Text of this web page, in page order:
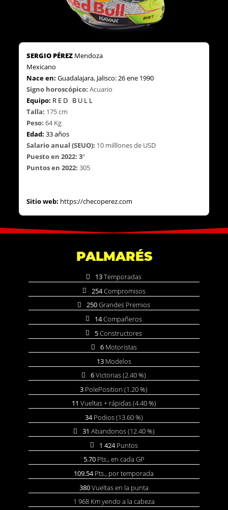
SERGIO PÉREZ Mendoza
Mexicano
Nace en: Guadalajara, Jalisco:26ene 1990
Signo horoscópico: Acuario
Equipo: R E D B U L L
Talla: 175cm
Peso: 64Kg
Edad: 33 años
Salario anual (SEUO): 10 milllones de USD
Puesto en2022: 3º
Puntos en2022: 305
Sitio web: https://checoperez.com
PALMARÉS
13Temporadas
254Compromisos
250Grandes Premios
14Compañeros
5Constructores
6Motoristas
13Modelos
6Victorias (2.40 %)
3 PolePosition (1.20 %)
11 Vueltas + rápidas (4.40 %)
34Podios (13.60 %)
31 Abandonos (12.40 %)
1 424Puntos
5.70Pts., en cada GP
109.54Pts., por temporada
380Vueltas en la punta
1 968 Km yendo a la cabeza